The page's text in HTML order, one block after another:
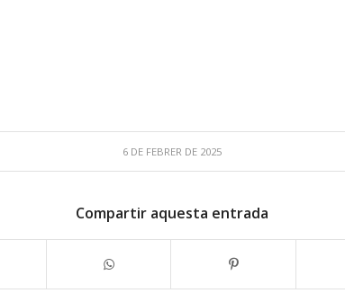
6 DE FEBRER DE 2025
Compartir aquesta entrada